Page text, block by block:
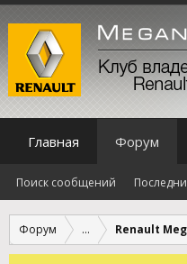
Форум ... Renault
Главная Форум
Поиск сообщений